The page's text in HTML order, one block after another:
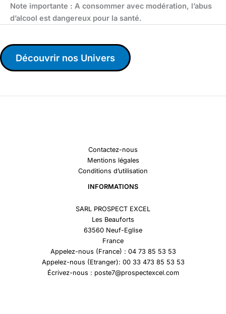
Note importante : A consommer avec modération, l’abus
d’alcool est dangereux pour la santé.
Découvrir nos Univers
Contactez-nous
Mentions légales
Conditions d’utilisation
INFORMATIONS
SARL PROSPECT EXCEL
Les Beauforts
63560 Neuf-Eglise
France
Appelez-nous (France) : 04 73 85 53 53
Appelez-nous (Etranger): 00 33 473 85 53 53
Écrivez-nous : poste7@prospectexcel.com